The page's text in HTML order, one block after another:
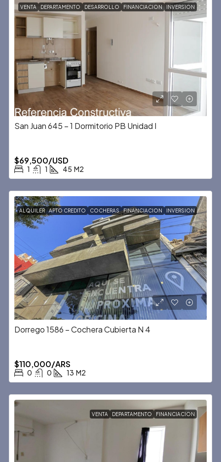
VENTA DEPARTAMENTO DESARROLLO FINANCIACION INVERSION
San Juan 645 – 1 Dormitorio PB Unidad I
$69,500/USD
1 1 45 M2
ALQUILER APTO CREDITO COCHERAS FINANCIACION INVERSION
Dorrego 1586 – Cochera Cubierta N 4
$110,000/ARS
0 0 13 M2
VENTA DEPARTAMENTO FINANCIACION